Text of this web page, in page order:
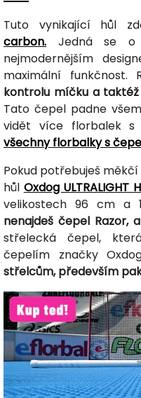
Tuto vynikající hůl
carbon. Jedná se o
nejmodernějším
maximální funkčnost.
kontrolu míčku a
Tato čepel padne
vidět více florbalek
všechny florbalky s
Pokud potřebuješ
hůl Oxdog ULTRALIGHT
velikostech 96 cm a
nenajdeš čepel Razor,
střelecká čepel,
čepelím značky
střelcům, především